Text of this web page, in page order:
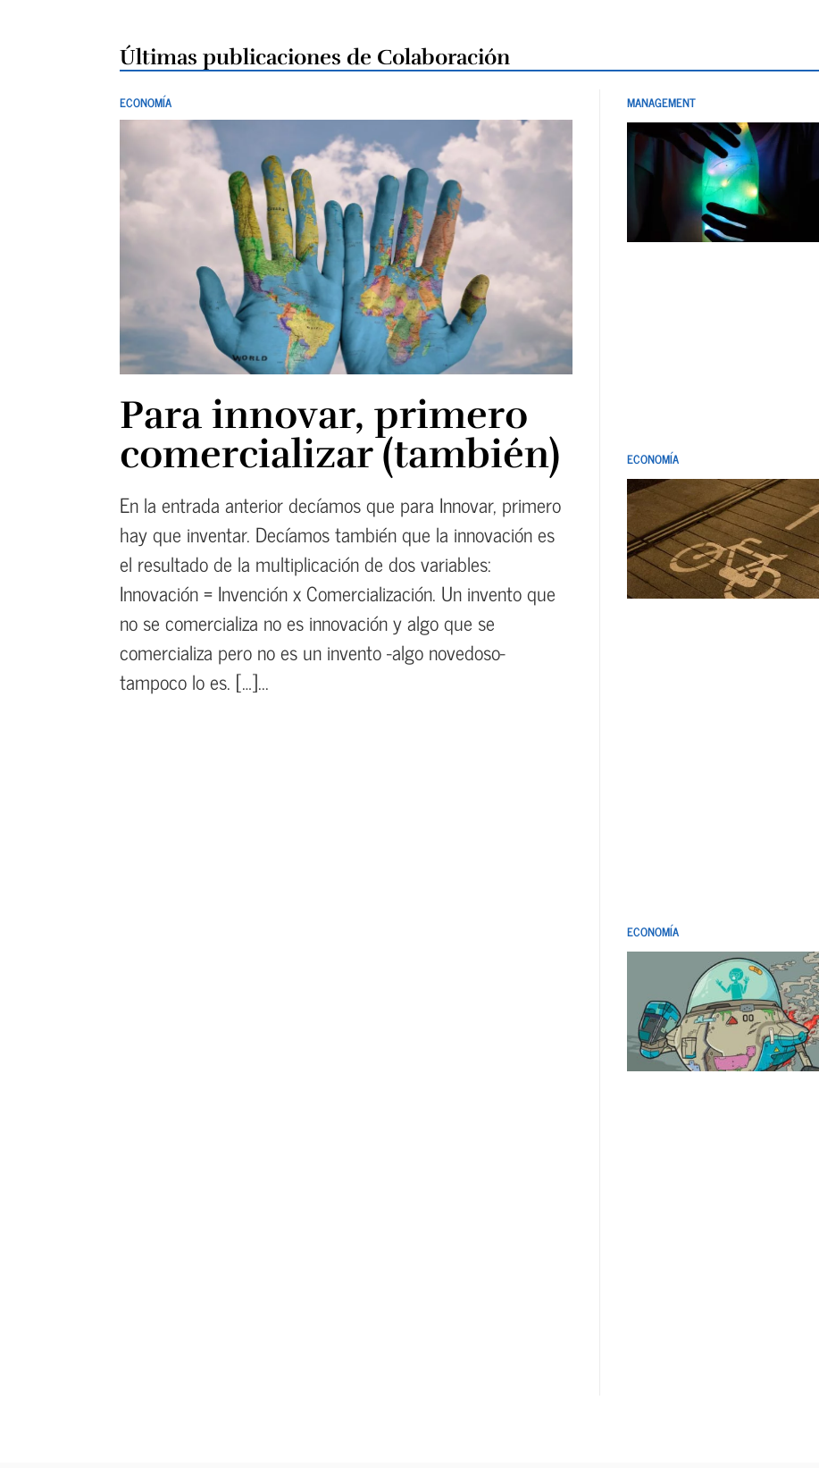
Últimas publicaciones de Colaboración
ECONOMÍA
Para innovar, primero
comercializar (también)
En la entrada anterior decíamos que para Innovar, primero
hay que inventar. Decíamos también que la innovación es
el resultado de la multiplicación de dos variables:
Innovación = Invención x Comercialización. Un invento que
no se comercializa no es innovación y algo que se
comercializa pero no es un invento -algo novedoso-
tampoco lo es. […]...
MANAGEMENT
ECONOMÍA
ECONOMÍA